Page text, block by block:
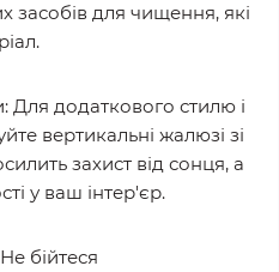
засобів для чищення, які
додаткового стилю і
вертикальні жалюзі зі
захист від сонця, а
у ваш інтер'єр.
бійтеся